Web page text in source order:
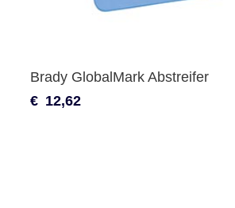
Brady GlobalMark Abstreifer
€ 12,62